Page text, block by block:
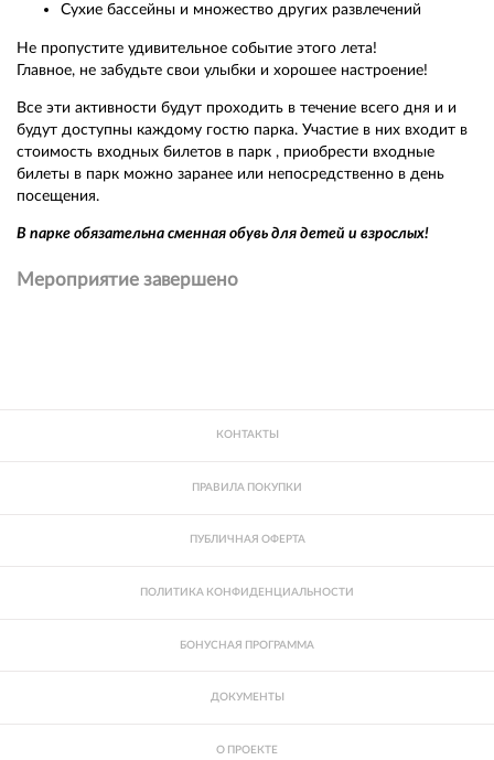
Сухие бассейны и множество других развлечений
Не пропустите удивительное событие этого лета!
Главное, не забудьте свои улыбки и хорошее настроение!
Все эти активности будут проходить в течение всего дня и и
будут доступны каждому гостю парка. Участие в них входит в
стоимость входных билетов в парк , приобрести входные
билеты в парк можно заранее или непосредственно в день
посещения.
В парке обязательна сменная обувь для детей и взрослых!
Мероприятие завершено
КОНТАКТЫ
ПРАВИЛА ПОКУПКИ
ПУБЛИЧНАЯ ОФЕРТА
ПОЛИТИКА КОНФИДЕНЦИАЛЬНОСТИ
БОНУСНАЯ ПРОГРАММА
ДОКУМЕНТЫ
О ПРОЕКТЕ